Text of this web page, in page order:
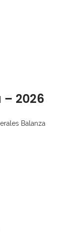
– 2026
Balanza